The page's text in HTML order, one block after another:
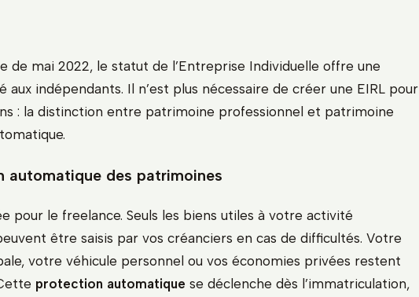
de mai 2022, le statut de l’Entreprise Individuelle offre une
aux indépendants. Il n’est plus nécessaire de créer une EIRL pour
: la distinction entre patrimoine professionnel et patrimoine
automatique des patrimoines
pour le freelance. Seuls les biens utiles à votre activité
être saisis par vos créanciers en cas de difficultés. Votre
votre véhicule personnel ou vos économies privées restent
protection automatique se déclenche dès l’immatriculation,